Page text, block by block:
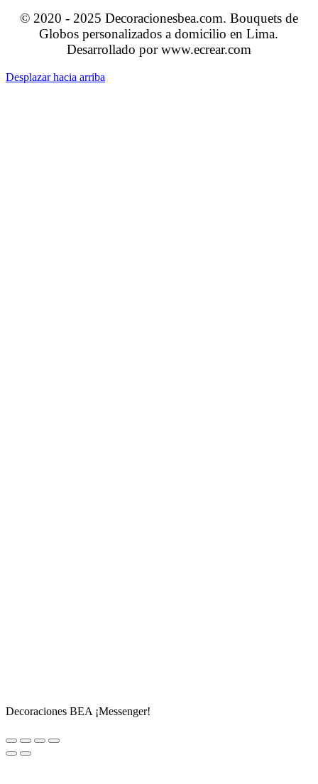
© 2020 - 2025 Decoracionesbea.com. Bouquets de
Globos personalizados a domicilio en Lima.
Desarrollado por www.ecrear.com
Desplazar hacia arriba
Decoraciones BEA ¡Messenger!